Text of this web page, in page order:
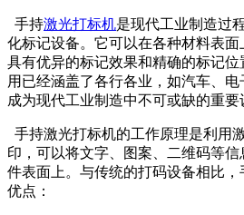
手持激光打标机是现代工业制造过
化标记设备。它可以在各种材料表面
具有优异的标记效果和精确的标记
用已经涵盖了各行各业，如汽车、电
成为现代工业制造中不可或缺的重要
手持激光打标机的工作原理是利用
印，可以将文字、图案、二维码等
件表面上。与传统的打码设备相比
优点：